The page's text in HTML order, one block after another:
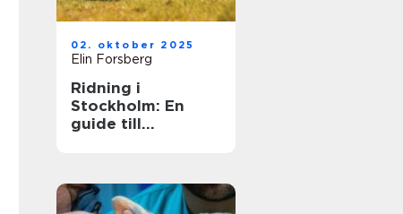
02. oktober 2025
Elin Forsberg
Ridning i
Stockholm: En
guide till